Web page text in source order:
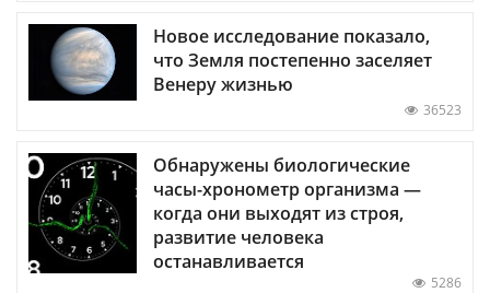
Новое исследование показало,
что Земля постепенно заселяет
Венеру жизнью
36523
Обнаружены биологические
часы-хронометр организма —
когда они выходят из строя,
развитие человека
останавливается
5286